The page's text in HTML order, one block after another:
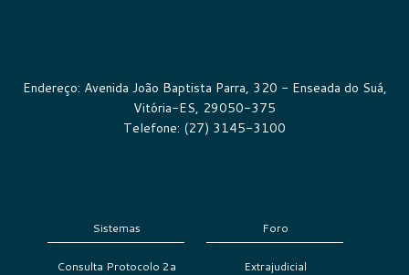
Endereço: Avenida João Baptista Parra, 320 - Enseada do Suá,
Vitória-ES, 29050-375
Telefone: (27) 3145-3100
Sistemas
Consulta Protocolo 2a
Foro
Extrajudicial